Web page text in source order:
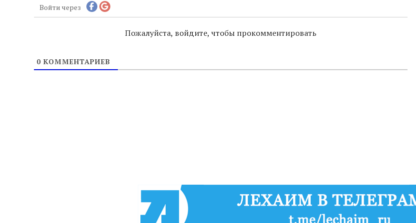
Войти через
Пожалуйста, войдите, чтобы прокомментировать
0КОММЕНТАРИЕВ